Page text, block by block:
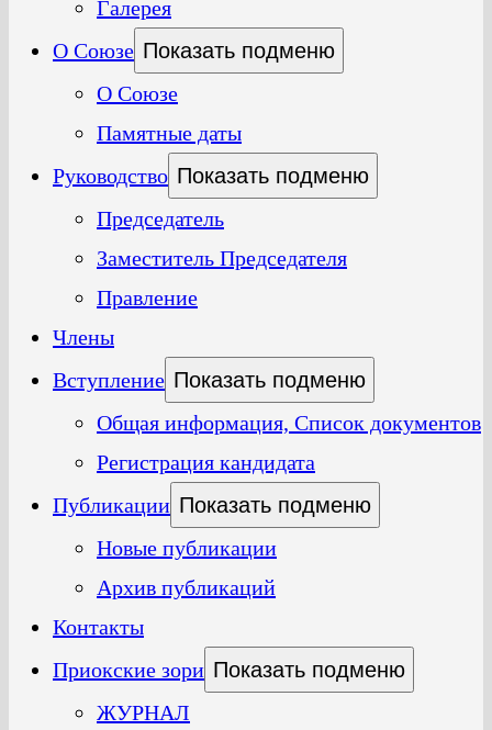
Галерея
О Союзе Показать подменю
О Союзе
Памятные даты
Руководство Показать подменю
Председатель
Заместитель Председателя
Правление
Члены
Вступление Показать подменю
Общая информация, Список документов
Регистрация кандидата
Публикации Показать подменю
Новые публикации
Архив публикаций
Контакты
Приокские зори Показать подменю
ЖУРНАЛ